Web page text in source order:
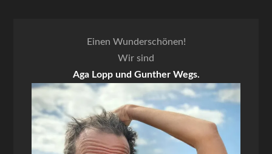
Einen Wunderschönen!
Wir sind
Aga Lopp und Gunther Wegs.